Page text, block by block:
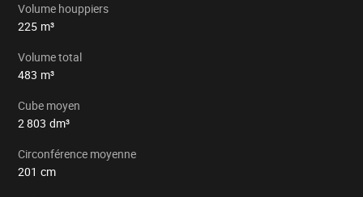
Volume houppiers
225 m³
Volume total
483 m³
Cube moyen
2 803 dm³
Circonférence moyenne
201 cm